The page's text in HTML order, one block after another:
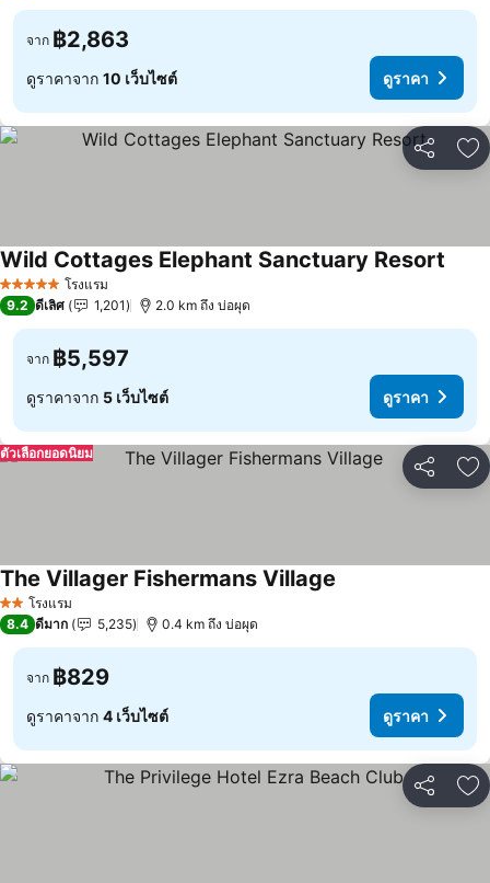
จาก ฿2,863
ดูราคาจาก 10 เว็บไซต์ ดูราคา
แชร์ เ
5 ดาว โรงแรม
Wild Cottages Elephant Sanctuary Resort
9.2 ดีเลิศ 1,201 2.0 km ถึง บ่อผุด
จาก ฿5,597
ดูราคาจาก 5 เว็บไซต์ ดูราคา
แชร์ เ
ตัวเลือกยอดนิยม
2 ดาวโรงแรม
The Villager Fishermans Village
8.4 ดีมาก 5,235 0.4 km ถึง บ่อผุด
จาก ฿829
ดูราคาจาก 4 เว็บไซต์ ดูราคา
แชร์ เ